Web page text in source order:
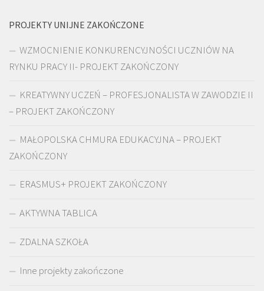
PROJEKTY UNIJNE ZAKOŃCZONE
WZMOCNIENIE KONKURENCYJNOŚCI UCZNIÓW NA
RYNKU PRACY II- PROJEKT ZAKOŃCZONY
KREATYWNY UCZEŃ – PROFESJONALISTA W ZAWODZIE II
– PROJEKT ZAKOŃCZONY
MAŁOPOLSKA CHMURA EDUKACYJNA – PROJEKT
ZAKOŃCZONY
ERASMUS+ PROJEKT ZAKOŃCZONY
AKTYWNA TABLICA
ZDALNA SZKOŁA
Inne projekty zakończone